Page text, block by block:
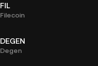
FIL
Filecoin
DEGEN
Degen